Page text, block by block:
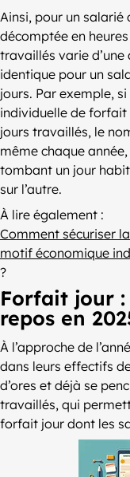
Ainsi, pour un
décomptée en
travaillés varie d’une
identique pour un
jours. Par exemple,
individuelle de forfait
jours travaillés, le
même chaque
tombant un jour
sur l’autre.
À lire également :
Comment sécuriser
motif économique
?
Forfait jour
repos en
À l’approche de
dans leurs effectifs
d’ores et déjà se
travaillés, qui
forfait jour dont les